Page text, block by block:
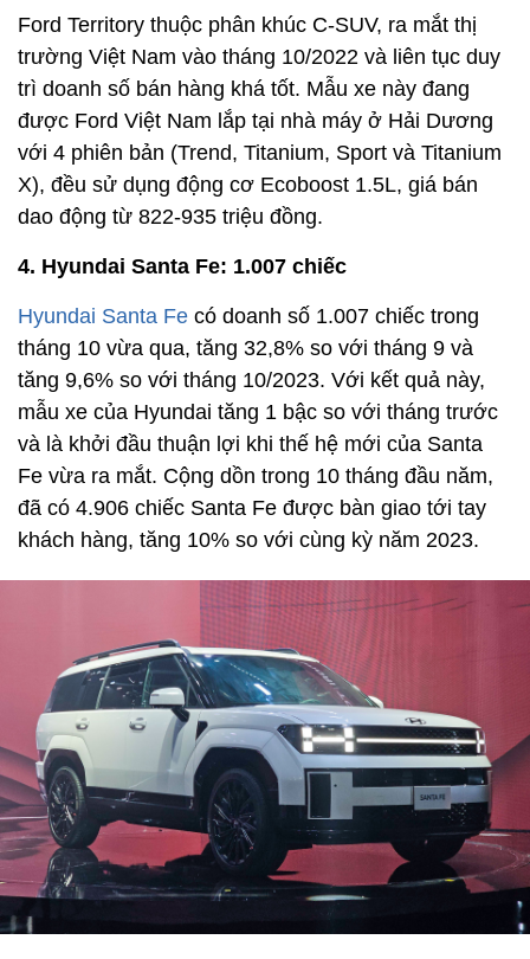
Ford Territory thuộc phân khúc C-SUV, ra mắt thị
trường Việt Nam vào tháng 10/2022 và liên tục duy
trì doanh số bán hàng khá tốt. Mẫu xe này đang
được Ford Việt Nam lắp tại nhà máy ở Hải Dương
với 4 phiên bản (Trend, Titanium, Sport và Titanium
X), đều sử dụng động cơ Ecoboost 1.5L, giá bán
dao động từ 822-935 triệu đồng.
4. Hyundai Santa Fe: 1.007 chiếc
Hyundai Santa Fe có doanh số 1.007 chiếc trong
tháng 10 vừa qua, tăng 32,8% so với tháng 9 và
tăng 9,6% so với tháng 10/2023. Với kết quả này,
mẫu xe của Hyundai tăng 1 bậc so với tháng trước
và là khởi đầu thuận lợi khi thế hệ mới của Santa
Fe vừa ra mắt. Cộng dồn trong 10 tháng đầu năm,
đã có 4.906 chiếc Santa Fe được bàn giao tới tay
khách hàng, tăng 10% so với cùng kỳ năm 2023.